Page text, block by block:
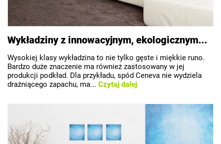
Wykładziny z innowacyjnym, ekologicznym...
Wysokiej klasy wykładzina to nie tylko gęste i miękkie runo.
Bardzo duże znaczenie ma również zastosowany w jej
produkcji podkład. Dla przykładu, spód Ceneva nie wydziela
drażniącego zapachu, ma... Czytaj dalej